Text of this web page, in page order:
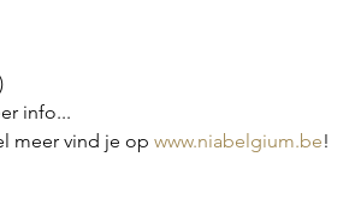
info...
meer vind je op www.niabelgium.be!